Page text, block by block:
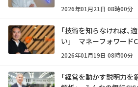
2026年01月21日 08時00分
「技術を知らなければ、
い」 マネーフォワー
2026年01月19日 08時00分
「経営を動かす説明力を